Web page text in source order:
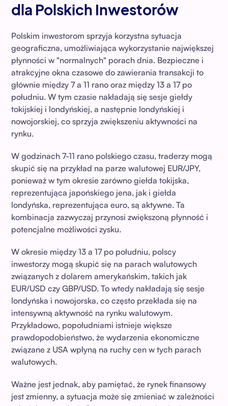
dla Polskich Inwestorów
Polskim inwestorom sprzyja korzystna sytuacja
geograficzna, umożliwiająca wykorzystanie największej
płynności w "normalnych" porach dnia. Bezpieczne i
atrakcyjne okna czasowe do zawierania transakcji to
głównie między 7 a 11 rano oraz między 13 a 17 po
południu. W tym czasie nakładają się sesje giełdy
tokijskiej i londyńskiej, a następnie londyńskiej i
nowojorskiej, co sprzyja zwiększeniu aktywności na
rynku.
W godzinach 7-11 rano polskiego czasu, traderzy mogą
skupić się na przykład na parze walutowej EUR/JPY,
ponieważ w tym okresie zarówno giełda tokijska,
reprezentująca japońskiego jena, jak i giełda
londyńska, reprezentująca euro, są aktywne. Ta
kombinacja zazwyczaj przynosi zwiększoną płynność i
potencjalne możliwości zysku.
W okresie między 13 a 17 po południu, polscy
inwestorzy mogą skupić się na parach walutowych
związanych z dolarem amerykańskim, takich jak
EUR/USD czy GBP/USD. To wtedy nakładają się sesje
londyńska i nowojorska, co często przekłada się na
intensywną aktywność na rynku walutowym.
Przykładowo, popołudniami istnieje większe
prawdopodobieństwo, że wydarzenia ekonomiczne
związane z USA wpłyną na ruchy cen w tych parach
walutowych.
Ważne jest jednak, aby pamiętać, że rynek finansowy
jest zmienny, a sytuacja może się zmieniać w zależności